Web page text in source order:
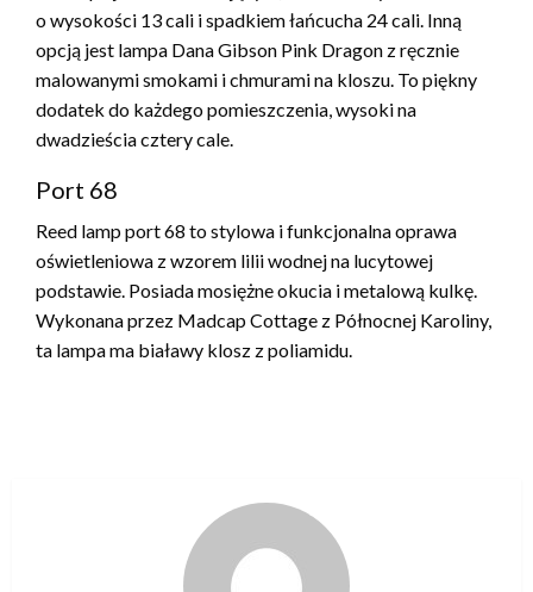
o wysokości 13 cali i spadkiem łańcucha 24 cali. Inną
opcją jest lampa Dana Gibson Pink Dragon z ręcznie
malowanymi smokami i chmurami na kloszu. To piękny
dodatek do każdego pomieszczenia, wysoki na
dwadzieścia cztery cale.
Port 68
Reed lamp port 68 to stylowa i funkcjonalna oprawa
oświetleniowa z wzorem lilii wodnej na lucytowej
podstawie. Posiada mosiężne okucia i metalową kulkę.
Wykonana przez Madcap Cottage z Północnej Karoliny,
ta lampa ma białawy klosz z poliamidu.